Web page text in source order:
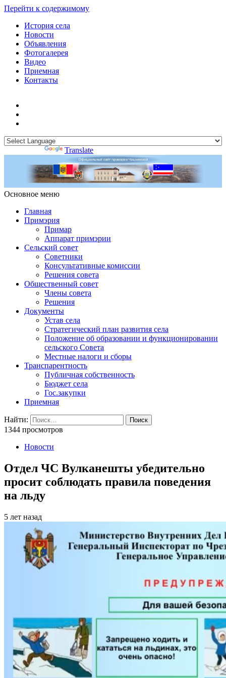
Перейти к содержимому
История села
Новости
Объявления
Фотогалерея
Видео
Приемная
Контакты
Translate
Основное меню
Примэрия Чишмикиой
Главная
Примэрия
Примар
Аппарат примэрии
Сельский совет
Советники
Консультативные комиссии
Решения совета
Общественный совет
Члены совета
Решения
Документы
Устав села
Стратегический план развития села
Положение об образовании и функционировании
сельского Совета
Местные налоги и сборы
Транспарентность
Публичная собственность
Бюджет села
Гос.закупки
Приемная
Найти:
1344 просмотров
Новости
Отдел ЧС Вулканешты убедительно
просит соблюдать правила поведения
на льду
5 лет назад